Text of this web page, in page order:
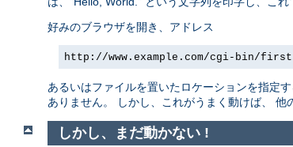
好みのブラウザを開き、アドレス
http://www.example.com/cgi-bin/
あるいはファイルを置いたロケーションを指定す
ありません。 しかし、これがうまく動けば、 他
しかし、まだ動かない !